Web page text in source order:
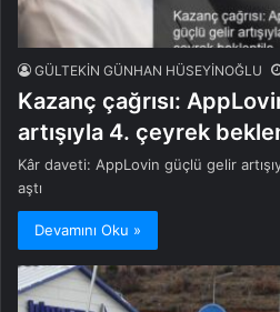
GÜLTEKİN GÜNHAN HÜSEYİNOĞLU
Kazanç çağrısı:
artışıyla 4. çeyrek
Kâr daveti: AppLovin güçlü gelir
aştı
Devamını Oku »